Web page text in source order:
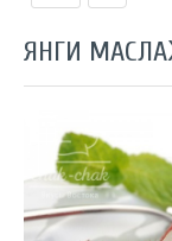
ЯНГИ